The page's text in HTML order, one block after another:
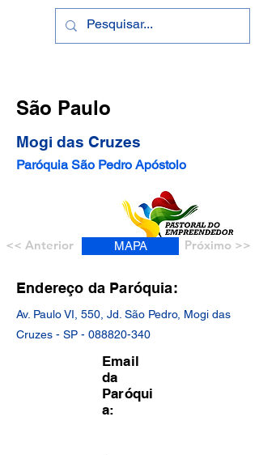
São Paulo
Mogi das Cruzes
Paróquia São Pedro Apóstolo
<< Anterior MAPA Próximo >>
Endereço da Paróquia:
Av. Paulo VI, 550, Jd. São Pedro, Mogi das
Cruzes - SP - 088820-340
Email
da
Paróqui
a: